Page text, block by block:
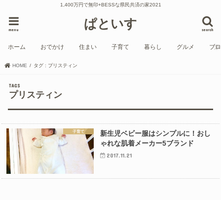
1,400万円で無印+BESSな県民共済の家2021
ぱといす search
menu
ホーム おでかけ 住まい 子育て 暮らし グルメ ブ
HOME タグ : プリスティン
プリスティン
子育て
新生児ベビー服はシンプルに！おし
ゃれな肌着メーカー5ブランド
2017.11.21